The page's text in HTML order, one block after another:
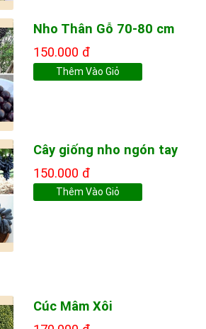
Nho Thân Gỗ 70-80 cm
150.000 đ
Thêm Vào Giỏ
Cây giống nho ngón tay
150.000 đ
Thêm Vào Giỏ
Cúc Mâm Xôi